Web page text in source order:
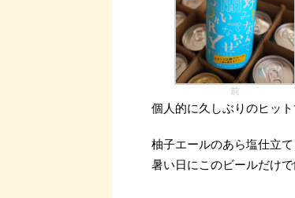
前
個人的に久しぶりのヒット
柚子エールのあら塩仕立
暑い日にこのビールだけ